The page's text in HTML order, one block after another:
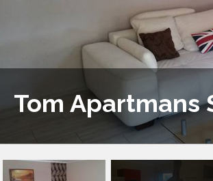
Tom Apartmans